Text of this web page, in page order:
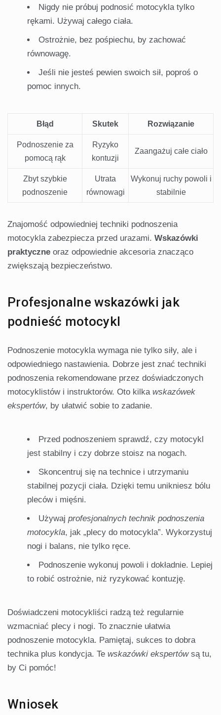
Nigdy nie próbuj podnosić motocykla tylko
rękami. Używaj całego ciała.
Ostrożnie, bez pośpiechu, by zachować
równowagę.
Jeśli nie jesteś pewien swoich sił, poproś o
pomoc innych.
Błąd Skutek Rozwiązanie
Podnoszenie za
pomocą rąk
Ryzyko
kontuzji
Zaangażuj całe ciało
Zbyt szybkie
podnoszenie
Utrata
równowagi
Wykonuj ruchy powoli i
stabilnie
Znajomość odpowiedniej techniki podnoszenia
motocykla zabezpiecza przed urazami. Wskazówki
praktyczne oraz odpowiednie akcesoria znacząco
zwiększają bezpieczeństwo.
Profesjonalne wskazówki jak
podnieść motocykl
Podnoszenie motocykla wymaga nie tylko siły, ale i
odpowiedniego nastawienia. Dobrze jest znać techniki
podnoszenia rekomendowane przez doświadczonych
motocyklistów i instruktorów. Oto kilka wskazówek
ekspertów, by ułatwić sobie to zadanie.
Przed podnoszeniem sprawdź, czy motocykl
jest stabilny i czy dobrze stoisz na nogach.
Skoncentruj się na technice i utrzymaniu
stabilnej pozycji ciała. Dzięki temu unikniesz bólu
pleców i mięśni.
Używaj profesjonalnych technik podnoszenia
motocykla, jak „plecy do motocykla”. Wykorzystuj
nogi i balans, nie tylko ręce.
Podnoszenie wykonuj powoli i dokładnie. Lepiej
to robić ostrożnie, niż ryzykować kontuzję.
Doświadczeni motocykliści radzą też regularnie
wzmacniać plecy i nogi. To znacznie ułatwia
podnoszenie motocykla. Pamiętaj, sukces to dobra
technika plus kondycja. Te wskazówki ekspertówsą tu,
by Ci pomóc!
Wniosek